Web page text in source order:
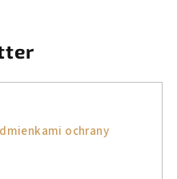
ochrany